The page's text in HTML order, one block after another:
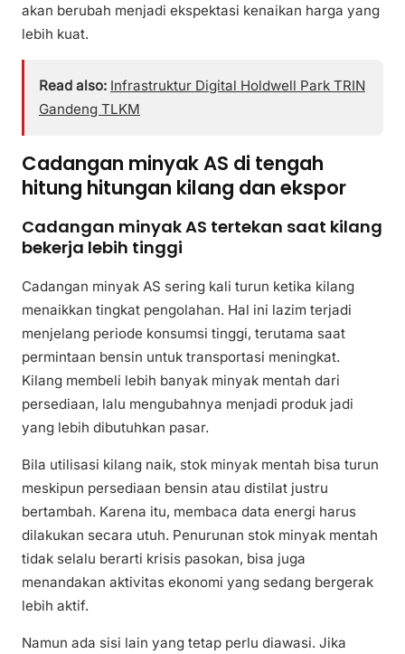
akan berubah menjadi ekspektasi kenaikan harga yang
lebih kuat.
Read also: Infrastruktur Digital Holdwell Park TRIN
Gandeng TLKM
Cadangan minyak AS di tengah
hitung hitungan kilang dan ekspor
Cadangan minyak AS tertekan saat kilang
bekerja lebih tinggi
Cadangan minyak AS sering kali turun ketika kilang
menaikkan tingkat pengolahan. Hal ini lazim terjadi
menjelang periode konsumsi tinggi, terutama saat
permintaan bensin untuk transportasi meningkat.
Kilang membeli lebih banyak minyak mentah dari
persediaan, lalu mengubahnya menjadi produk jadi
yang lebih dibutuhkan pasar.
Bila utilisasi kilang naik, stok minyak mentah bisa turun
meskipun persediaan bensin atau distilat justru
bertambah. Karena itu, membaca data energi harus
dilakukan secara utuh. Penurunan stok minyak mentah
tidak selalu berarti krisis pasokan, bisa juga
menandakan aktivitas ekonomi yang sedang bergerak
lebih aktif.
Namun ada sisi lain yang tetap perlu diawasi. Jika